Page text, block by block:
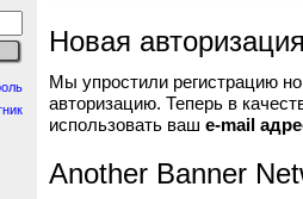
Новая
Мы упростили регистрацию
авторизацию. Теперь в
использовать ваш e-mail
Another Banner